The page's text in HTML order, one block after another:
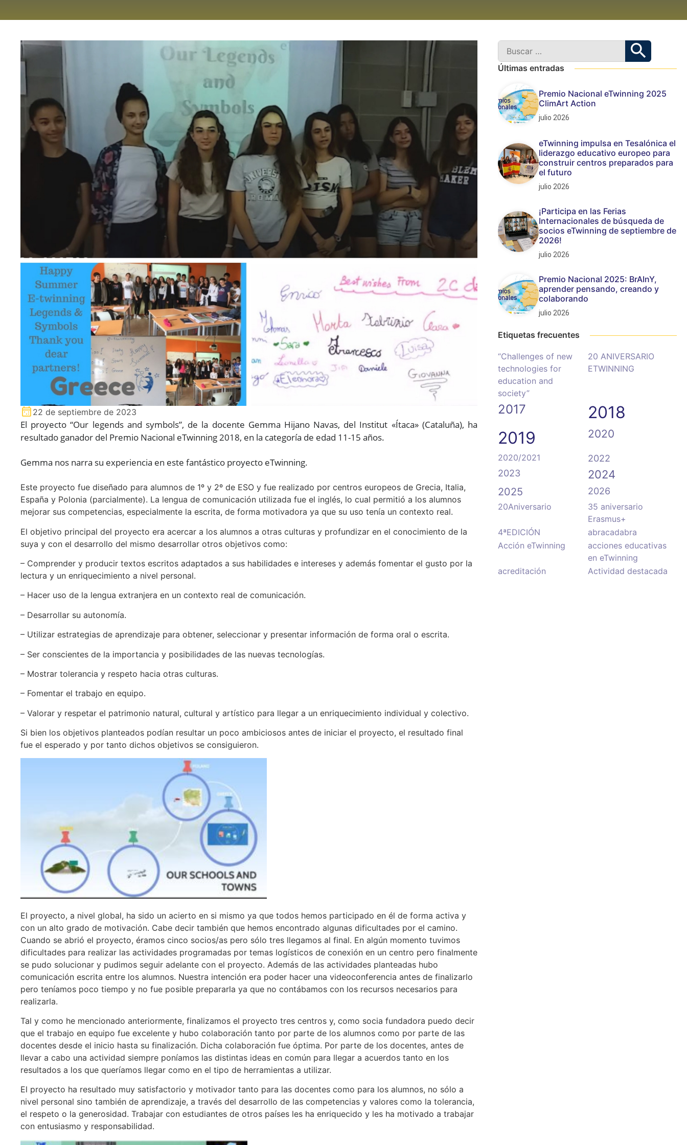
22 de septiembre de 2023
El proyecto “Our legends and symbols”, de la docente Gemma Hijano Navas, del Institut «Ítaca» (Cataluña), ha
resultado ganador del Premio Nacional eTwinning 2018, en la categoría de edad 11-15 años.
Gemma nos narra su experiencia en este fantástico proyecto eTwinning.
Este proyecto fue diseñado para alumnos de 1º y 2º de ESO y fue realizado por centros europeos de Grecia, Italia,
España y Polonia (parcialmente). La lengua de comunicación utilizada fue el inglés, lo cual permitió a los alumnos
mejorar sus competencias, especialmente la escrita, de forma motivadora ya que su uso tenía un contexto real.
El objetivo principal del proyecto era acercar a los alumnos a otras culturas y profundizar en el conocimiento de la
suya y con el desarrollo del mismo desarrollar otros objetivos como:
– Comprender y producir textos escritos adaptados a sus habilidades e intereses y además fomentar el gusto por la
lectura y un enriquecimiento a nivel personal.
– Hacer uso de la lengua extranjera en un contexto real de comunicación.
– Desarrollar su autonomía.
– Utilizar estrategias de aprendizaje para obtener, seleccionar y presentar información de forma oral o escrita.
– Ser conscientes de la importancia y posibilidades de las nuevas tecnologías.
– Mostrar tolerancia y respeto hacia otras culturas.
– Fomentar el trabajo en equipo.
– Valorar y respetar el patrimonio natural, cultural y artístico para llegar a un enriquecimiento individual y colectivo.
Si bien los objetivos planteados podían resultar un poco ambiciosos antes de iniciar el proyecto, el resultado final
fue el esperado y por tanto dichos objetivos se consiguieron.
El proyecto, a nivel global, ha sido un acierto en si mismo ya que todos hemos participado en él de forma activa y
con un alto grado de motivación. Cabe decir también que hemos encontrado algunas dificultades por el camino.
Cuando se abrió el proyecto, éramos cinco socios/as pero sólo tres llegamos al final. En algún momento tuvimos
dificultades para realizar las actividades programadas por temas logísticos de conexión en un centro pero finalmente
se pudo solucionar y pudimos seguir adelante con el proyecto. Además de las actividades planteadas hubo
comunicación escrita entre los alumnos. Nuestra intención era poder hacer una videoconferencia antes de finalizarlo
pero teníamos poco tiempo y no fue posible prepararla ya que no contábamos con los recursos necesarios para
realizarla.
Tal y como he mencionado anteriormente, finalizamos el proyecto tres centros y, como socia fundadora puedo decir
que el trabajo en equipo fue excelente y hubo colaboración tanto por parte de los alumnos como por parte de las
docentes desde el inicio hasta su finalización. Dicha colaboración fue óptima. Por parte de los docentes, antes de
llevar a cabo una actividad siempre poníamos las distintas ideas en común para llegar a acuerdos tanto en los
resultados a los que queríamos llegar como en el tipo de herramientas a utilizar.
El proyecto ha resultado muy satisfactorio y motivador tanto para las docentes como para los alumnos, no sólo a
nivel personal sino también de aprendizaje, a través del desarrollo de las competencias y valores como la tolerancia,
el respeto o la generosidad. Trabajar con estudiantes de otros países les ha enriquecido y les ha motivado a trabajar
con entusiasmo y responsabilidad.
Últimas entradas
Premio Nacional eTwinning 2025
ClimArt Action
julio 2026
eTwinning impulsa en Tesalónica el
liderazgo educativo europeo para
construir centros preparados para
el futuro
julio 2026
¡Participa en las Ferias
Internacionales de búsqueda de
socios eTwinning de septiembre de
2026!
julio 2026
Premio Nacional 2025: BrAInY,
aprender pensando, creando y
colaborando
julio 2026
Etiquetas frecuentes
“Challenges of new
technologies for
education and
society”
20 ANIVERSARIO
ETWINNING
2017
2018
2019
2020
2020/2021
2022
2023
2024
2025 2026
20Aniversario
35 aniversario
Erasmus+
4ªEDICIÓN
abracadabra
Acción eTwinning
acciones educativas
en eTwinning
acreditación
Actividad destacada